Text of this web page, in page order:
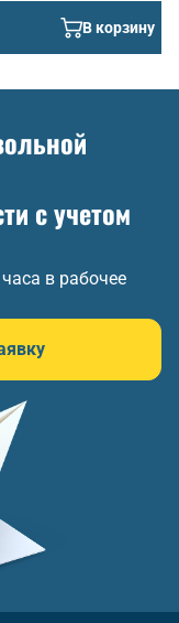
В корзину
с учетом
в рабочее